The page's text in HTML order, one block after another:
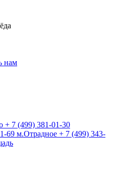
нам
+ 7 (499) 381-01-30
69 м.Отрадное + 7 (499) 343-